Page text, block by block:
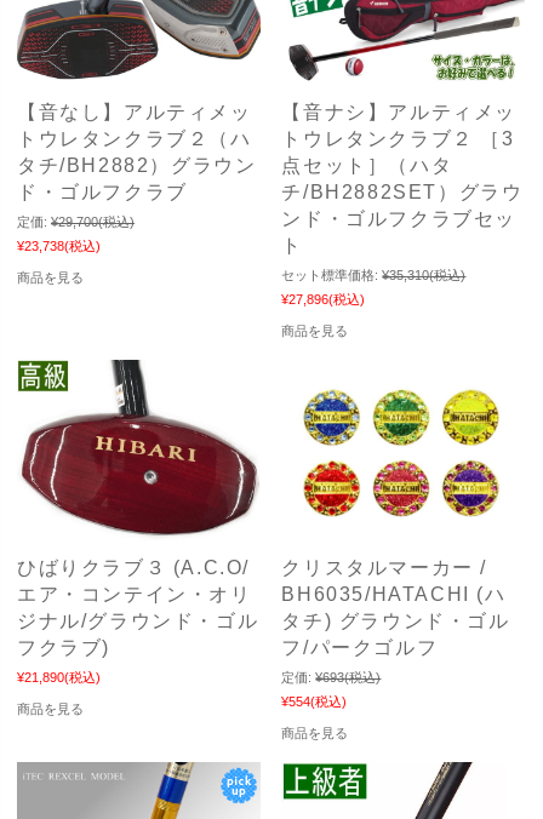
【音なし】アルティメッ
トウレタンクラブ２（ハ
タチ/BH2882）グラウン
ド・ゴルフクラブ
定価: ¥29,700(税込)
¥23,738(税込)
商品を見る
【音ナシ】アルティメッ
トウレタンクラブ２ ［3
点セット］（ハタ
チ/BH2882SET）グラウ
ンド・ゴルフクラブセッ
ト
セット標準価格: ¥35,310(税込)
¥27,896(税込)
商品を見る
ひばりクラブ３ (A.C.O/
エア・コンテイン・オリ
ジナル/グラウンド・ゴル
フクラブ)
¥21,890(税込)
商品を見る
クリスタルマーカー /
BH6035/HATACHI (ハ
タチ) グラウンド・ゴル
フ/パークゴルフ
定価: ¥693(税込)
¥554(税込)
商品を見る